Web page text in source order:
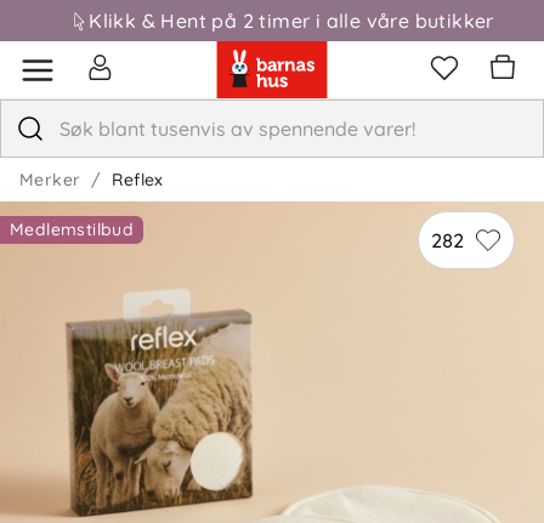
Klikk & Hent på 2 timer i alle våre butikker
Merker Reflex
282
Medlemstilbud